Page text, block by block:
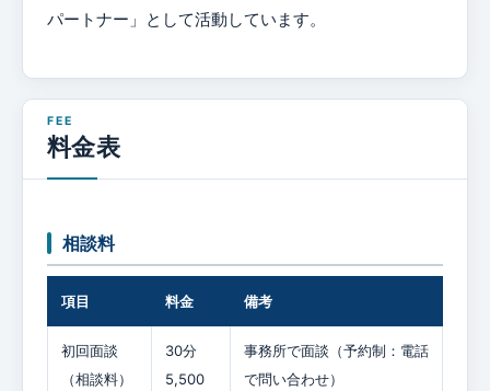
パートナー」として活動しています。
料金表
相談料
項目 料金 備考
初回面談
（相談料）
30分
5,500
事務所で面談（予約制：電話
で問い合わせ）